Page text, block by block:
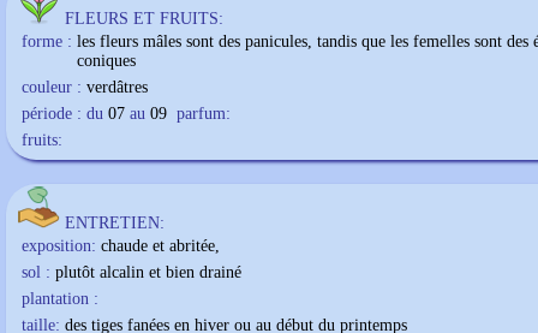
FLEURS ET FRUITS:
forme : les fleurs mâles sont des panicules, tandis que les femelles sont des
coniques
couleur : verdâtres
période : du 07 au 09 parfum:
fruits:
ENTRETIEN:
exposition: chaude et abritée,
sol : plutôt alcalin et bien drainé
plantation :
taille: des tiges fanées en hiver ou au début du printemps